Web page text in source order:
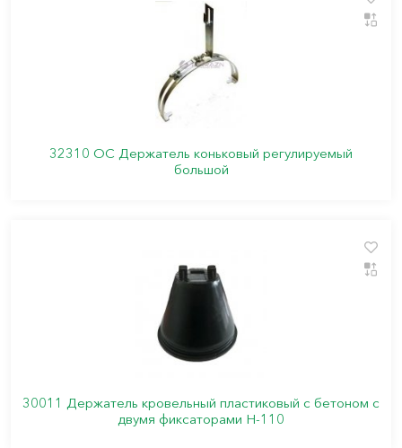
32310 ОС Держатель коньковый регулируемый
большой
30011 Держатель кровельный пластиковый с бетоном с
двумя фиксаторами Н-110